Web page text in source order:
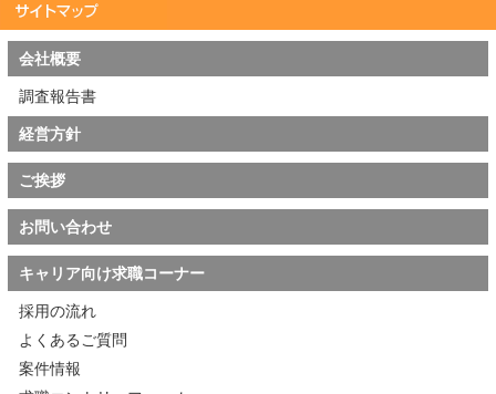
会社概要
調査報告書
経営方針
ご挨拶
お問い合わせ
キャリア向け求職コーナー
採用の流れ
よくあるご質問
案件情報